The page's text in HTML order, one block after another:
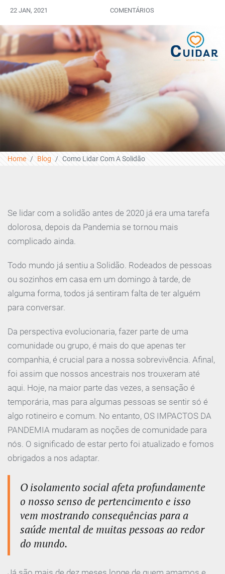
22 JAN, 2021 COMENTÁRIOS
Home Blog Como Lidar Com A Solidão
Se lidar com a solidão antes de 2020 já era uma tarefa
dolorosa, depois da Pandemia se tornou mais
complicado ainda.
Todo mundo já sentiu a Solidão. Rodeados de pessoas
ou sozinhos em casa em um domingo à tarde, de
alguma forma, todos já sentiram falta de ter alguém
para conversar.
Da perspectiva evolucionaria, fazer parte de uma
comunidade ou grupo, é mais do que apenas ter
companhia, é crucial para a nossa sobrevivência. Afinal,
foi assim que nossos ancestrais nos trouxeram até
aqui. Hoje, na maior parte das vezes, a sensação é
temporária, mas para algumas pessoas se sentir só é
algo rotineiro e comum. No entanto, OS IMPACTOS DA
PANDEMIA mudaram as noções de comunidade para
nós. O significado de estar perto foi atualizado e fomos
obrigados a nos adaptar.
O isolamento social afeta profundamente
o nosso senso de pertencimento e isso
vem mostrando consequências para a
saúde mental de muitas pessoas ao redor
do mundo.